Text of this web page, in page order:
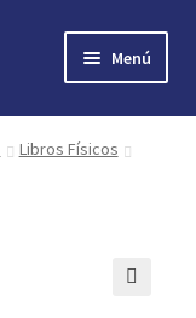
Menú
Libros Físicos